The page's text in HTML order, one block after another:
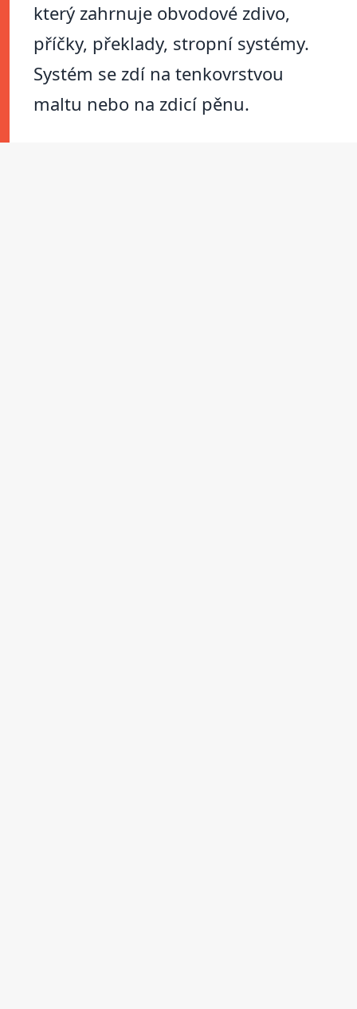
který zahrnuje obvodové zdivo,
příčky, překlady, stropní systémy.
Systém se zdí na tenkovrstvou
maltu nebo na zdicí pěnu.